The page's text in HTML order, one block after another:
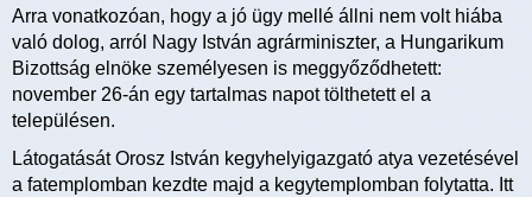
Arra vonatkozóan, hogy a jó ügy mellé állni nem volt hiába
való dolog, arról Nagy István agrárminiszter, a Hungarikum
Bizottság elnöke személyesen is meggyőződhetett:
november 26-án egy tartalmas napot tölthetett el a
településen.
Látogatását Orosz István kegyhelyigazgató atya vezetésével
a fatemplomban kezdte majd a kegytemplomban folytatta. Itt